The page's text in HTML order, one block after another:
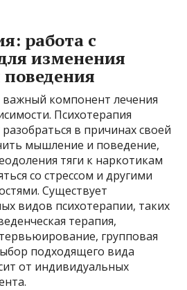
работа с
изменения
важный компонент лечения
Психотерапия
в причинах своей
мышление и поведение,
тяги к наркотикам
со стрессом и другими
Существует
видов психотерапии, таких
терапия,
групповая
подходящего вида
от индивидуальных